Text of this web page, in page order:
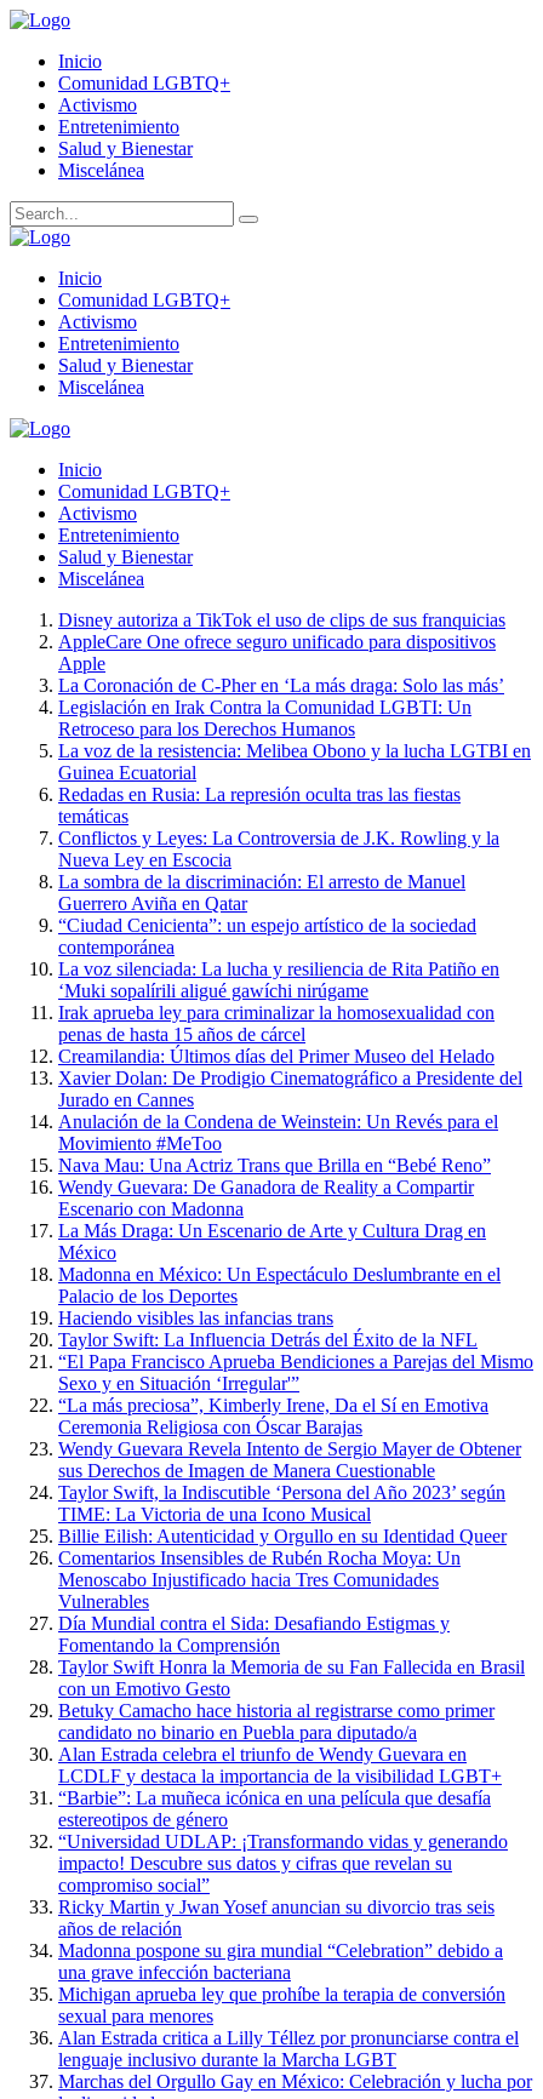
Inicio
Comunidad LGBTQ+
Activismo
Entretenimiento
Salud y Bienestar
Miscelánea
Inicio
Comunidad LGBTQ+
Activismo
Entretenimiento
Salud y Bienestar
Miscelánea
Inicio
Comunidad LGBTQ+
Activismo
Entretenimiento
Salud y Bienestar
Miscelánea
Disney autoriza a TikTok el uso de clips de sus franquicias
AppleCare One ofrece seguro unificado para dispositivos
Apple
La Coronación de C-Pher en ‘La más draga: Solo las más’
Legislación en Irak Contra la Comunidad LGBTI: Un
Retroceso para los Derechos Humanos
La voz de la resistencia: Melibea Obono y la lucha LGTBI en
Guinea Ecuatorial
Redadas en Rusia: La represión oculta tras las fiestas
temáticas
Conflictos y Leyes: La Controversia de J.K. Rowling y la
Nueva Ley en Escocia
La sombra de la discriminación: El arresto de Manuel
Guerrero Aviña en Qatar
“Ciudad Cenicienta”: un espejo artístico de la sociedad
contemporánea
La voz silenciada: La lucha y resiliencia de Rita Patiño en
‘Muki sopalírili aligué gawíchi nirúgame
Irak aprueba ley para criminalizar la homosexualidad con
penas de hasta 15 años de cárcel
Creamilandia: Últimos días del Primer Museo del Helado
Xavier Dolan: De Prodigio Cinematográfico a Presidente del
Jurado en Cannes
Anulación de la Condena de Weinstein: Un Revés para el
Movimiento #MeToo
Nava Mau: Una Actriz Trans que Brilla en “Bebé Reno”
Wendy Guevara: De Ganadora de Reality a Compartir
Escenario con Madonna
La Más Draga: Un Escenario de Arte y Cultura Drag en
México
Madonna en México: Un Espectáculo Deslumbrante en el
Palacio de los Deportes
Haciendo visibles las infancias trans
Taylor Swift: La Influencia Detrás del Éxito de la NFL
“El Papa Francisco Aprueba Bendiciones a Parejas del Mismo
Sexo y en Situación ‘Irregular'”
“La más preciosa”, Kimberly Irene, Da el Sí en Emotiva
Ceremonia Religiosa con Óscar Barajas
Wendy Guevara Revela Intento de Sergio Mayer de Obtener
sus Derechos de Imagen de Manera Cuestionable
Taylor Swift, la Indiscutible ‘Persona del Año 2023’ según
TIME: La Victoria de una Icono Musical
Billie Eilish: Autenticidad y Orgullo en su Identidad Queer
Comentarios Insensibles de Rubén Rocha Moya: Un
Menoscabo Injustificado hacia Tres Comunidades
Vulnerables
Día Mundial contra el Sida: Desafiando Estigmas y
Fomentando la Comprensión
Taylor Swift Honra la Memoria de su Fan Fallecida en Brasil
con un Emotivo Gesto
Betuky Camacho hace historia al registrarse como primer
candidato no binario en Puebla para diputado/a
Alan Estrada celebra el triunfo de Wendy Guevara en
LCDLF y destaca la importancia de la visibilidad LGBT+
“Barbie”: La muñeca icónica en una película que desafía
estereotipos de género
“Universidad UDLAP: ¡Transformando vidas y generando
impacto! Descubre sus datos y cifras que revelan su
compromiso social”
Ricky Martin y Jwan Yosef anuncian su divorcio tras seis
años de relación
Madonna pospone su gira mundial “Celebration” debido a
una grave infección bacteriana
Michigan aprueba ley que prohíbe la terapia de conversión
sexual para menores
Alan Estrada critica a Lilly Téllez por pronunciarse contra el
lenguaje inclusivo durante la Marcha LGBT
Marchas del Orgullo Gay en México: Celebración y lucha por